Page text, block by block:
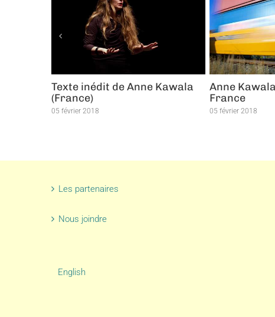
Texte inédit de Anne Kawala
(France)
05 février 2018
Anne
France
05 février 2018
Les partenaires
Nous joindre
English